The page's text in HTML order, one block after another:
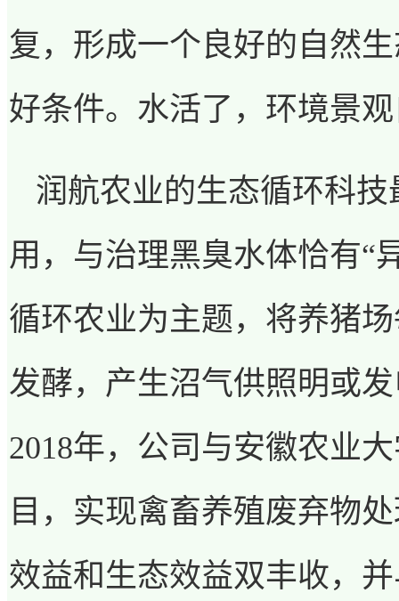
复，形成一个良好的自然
好条件。水活了，环境景
润航农业的生态循环科
用，与治理黑臭水体恰有“
循环农业为主题，将养猪
发酵，产生沼气供照明或
2018年，公司与安徽农业
目，实现禽畜养殖废弃物
效益和生态效益双丰收，